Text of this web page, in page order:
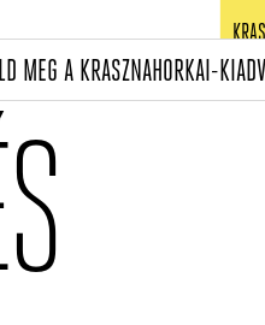
MEG A KRASZNAHORKAI-